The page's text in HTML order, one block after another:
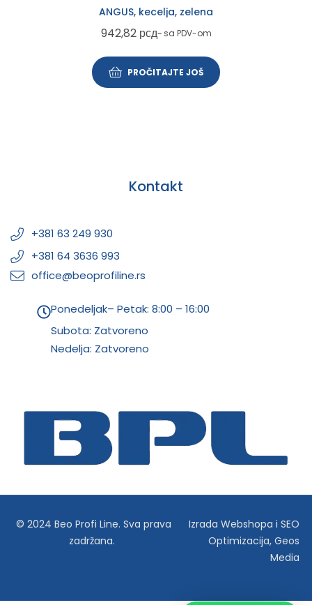
ANGUS, kecelja, zelena
942,82 рсд~ sa PDV-om
PROČITAJTE JOŠ
Kontakt
+381 63 249 930
+381 64 3636 993
office@beoprofiline.rs
Ponedeljak– Petak: 8:00 – 16:00
Subota: Zatvoreno
Nedelja: Zatvoreno
© 2024 Beo Profi Line. Sva prava
zadržana.
Izrada Webshopa iSEO
Optimizacija,Geos
Media